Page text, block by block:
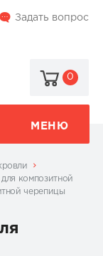
Задать вопрос
0
МЕНЮ
композитной
черепицы